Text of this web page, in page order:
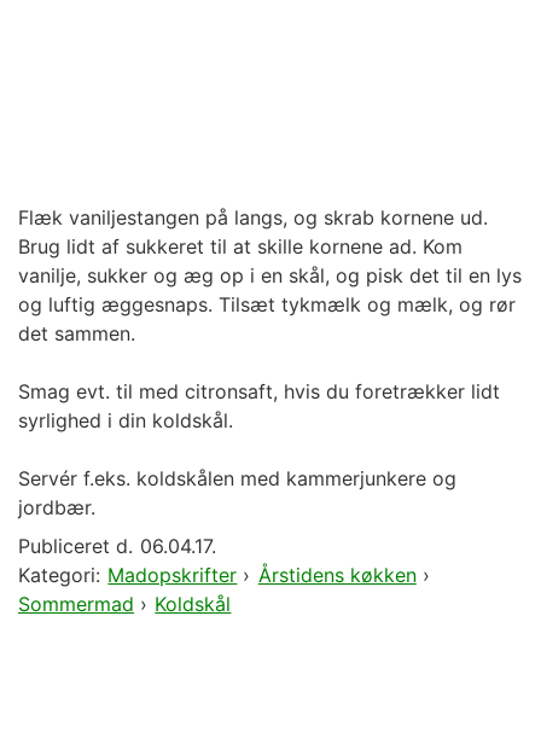
Flæk vaniljestangen på langs, og skrab kornene ud.
Brug lidt af sukkeret til at skille kornene ad. Kom
vanilje, sukker og æg op i en skål, og pisk det til en lys
og luftig æggesnaps. Tilsæt tykmælk og mælk, og rør
det sammen.
Smag evt. til med citronsaft, hvis du foretrækker lidt
syrlighed i din koldskål.
Servér f.eks. koldskålen med kammerjunkere og
jordbær.
Publiceret d. 06.04.17.
Kategori: Madopskrifter › Årstidens køkken›
Sommermad › Koldskål